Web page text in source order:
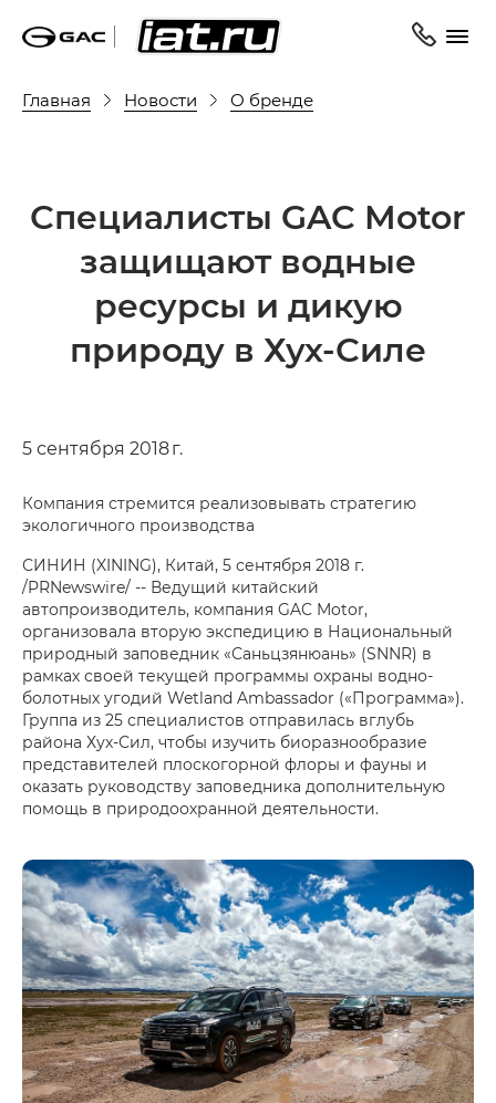
Главная Новости О бренде
Специалисты GAC Motor
защищают водные
ресурсы и дикую
природу в Хух-Силе
5 сентября 2018 г.
Компания стремится реализовывать стратегию
экологичного производства
СИНИН (XINING), Китай, 5 сентября 2018 г.
/PRNewswire/ -- Ведущий китайский
автопроизводитель, компания GAC Motor,
организовала вторую экспедицию в Национальный
природный заповедник «Саньцзянюань» (SNNR) в
рамках своей текущей программы охраны водно-
болотных угодий Wetland Ambassador («Программа»).
Группа из 25 специалистов отправилась вглубь
района Хух-Сил, чтобы изучить биоразнообразие
представителей плоскогорной флоры и фауны и
оказать руководству заповедника дополнительную
помощь в природоохранной деятельности.